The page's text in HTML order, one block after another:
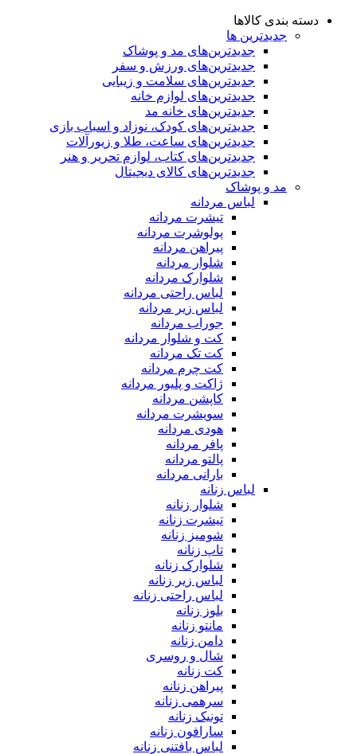
دسته بندی کالاها
جدیدترین ها
جدید‌ترین‌های مد و پوشاک
جدید‌ترین‌های ورزش و سفر
جدید‌ترین‌های سلامت و زیبایی
جدید‌ترین‌های لوازم خانه
جدیدترین‌های خانه مد
جدید‌ترین‌های کودک، نوزاد و اسباب بازی
جدید‌ترین‌های ساعت، طلا و زیورآلات
جدید‌ترین‌های کتاب، لوازم تحریر و هنر
جدید‌ترین‌های کالای دیجیتال
مد و پوشاک
لباس مردانه
تیشرت مردانه
پولوشرت مردانه
پیراهن مردانه
شلوار مردانه
شلوارک مردانه
لباس راحتی مردانه
لباس زیر مردانه
جوراب مردانه
کت و شلوار مردانه
کت تک مردانه
کت چرم مردانه
ژاکت و پلیور مردانه
کاپشن مردانه
سویشرت مردانه
هودی مردانه
پافر مردانه
پالتو مردانه
بارانی مردانه
لباس زنانه
شلوار زنانه
تیشرت زنانه
شومیز زنانه
تاپ زنانه
شلوارک زنانه
لباس زیر زنانه
لباس راحتی زنانه
بلوز زنانه
مانتو زنانه
دامن زنانه
شال و روسری
کت زنانه
پیراهن زنانه
سرهمی زنانه
تونیک زنانه
سارافون زنانه
لباس بافتنی زنانه